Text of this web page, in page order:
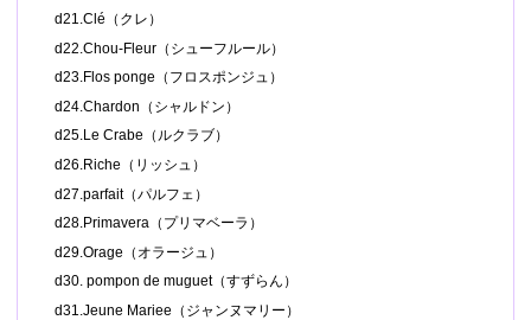
d21.Clé（クレ）
d22.Chou-Fleur（シューフルール）
d23.Flos ponge（フロスポンジュ）
d24.Chardon（シャルドン）
d25.Le Crabe（ルクラブ）
d26.Riche（リッシュ）
d27.parfait（パルフェ）
d28.Primavera（プリマベーラ）
d29.Orage（オラージュ）
d30. pompon de muguet（すずらん）
d31.Jeune Mariee（ジャンヌマリー）